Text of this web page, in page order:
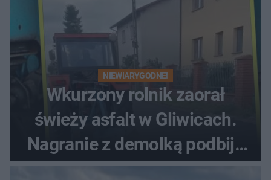
NIEWIARYGODNE!
Wkurzony rolnik zaorał
świeży asfalt w Gliwicach.
Nagranie z demolką podbija
sieć